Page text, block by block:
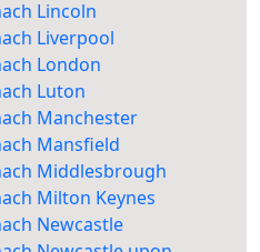
Lincoln
Liverpool
London
Luton
Manchester
Mansfield
Middlesbrough
Milton Keynes
Newcastle